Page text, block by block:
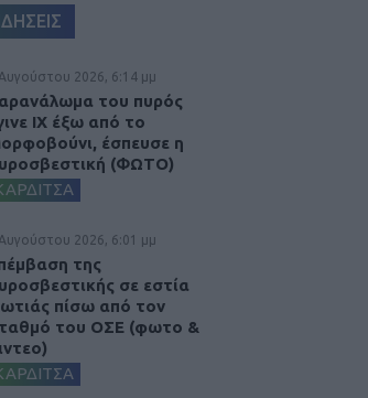
2026, 6:14 μμ
του πυρός
ΙΧ έξω από το
έσπευσε η
(ΦΩΤΟ)
2026, 6:01 μμ
της
σε εστία
πίσω από τον
του ΟΣΕ (φωτο &